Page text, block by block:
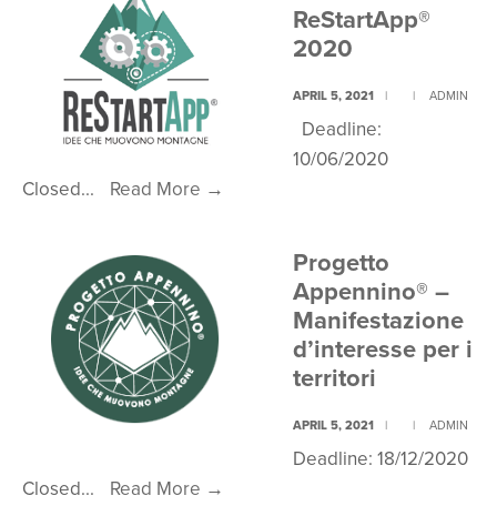
cammini
italiani
2019
ReStartApp®
2020
APRIL 5, 2021 | | ADMIN
Deadline:
10/06/2020
Closed... Read More →
Progetto
Appennino® –
Manifestazione
d’interesse per i
territori
APRIL 5, 2021 | | ADMIN
Deadline: 18/12/2020
Closed... Read More →